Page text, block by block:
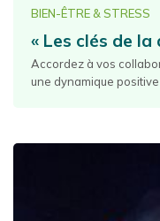
BIEN-ÊTRE & STRESS
« Les clés de
Accordez à vos
une dynamique positive